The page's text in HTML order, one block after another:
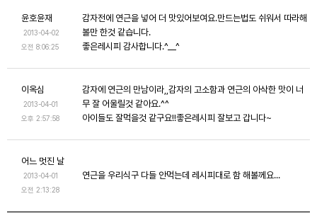
윤호윤재
2013-04-02
오전 8:06:25
감자전에 연근을 넣어 더 맛있어보여요.만드는법도 쉬워서 따라해
볼만 한것 같습니다.
좋은레시피 감사합니다.^__^
이옥심
2013-04-01
오후 2:57:58
감자에 연근의 만남이라,,감자의 고소함과 연근의 아삭한 맛이 너
무 잘 어울릴것 같아요.^^
아이들도 잘먹을것 같구요!!좋은레시피 잘보고 갑니다~
어느 멋진 날
2013-04-01
오전 2:13:28
연근을 우리식구 다들 안먹는데 레시피대로 함 해볼께요...